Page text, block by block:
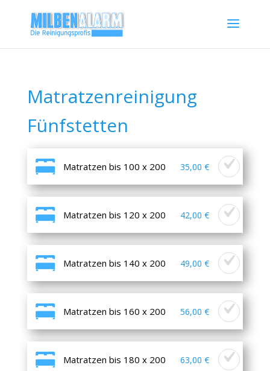
Matratzenreinigung
Fünfstetten
Matratzen bis 100 x 200 35,00 €
Matratzen bis 120 x 200 42,00 €
Matratzen bis 140 x 200 49,00 €
Matratzen bis 160 x 200 56,00 €
Matratzen bis 180 x 200 63,00 €